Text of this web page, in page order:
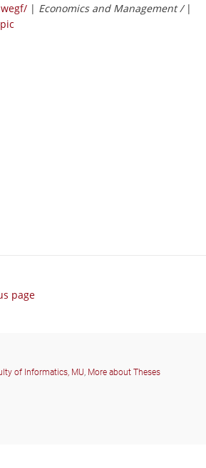
| Economics and Management / |
page
of Informatics, MU, More about Theses